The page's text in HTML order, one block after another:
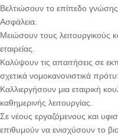
Βελτιώσουν το επίπεδο
Ασφάλεια.
Μειώσουν τους λειτουργικούς
εταιρείας.
Καλύψουν τις απαιτήσεις σε
σχετικά νομοκανονιστικά
Καλλιεργήσουν μια εταιρική
καθημερινής λειτουργίας.
Σε νέους εργαζόμενους και
επιθυμούν να ενισχύσουν το